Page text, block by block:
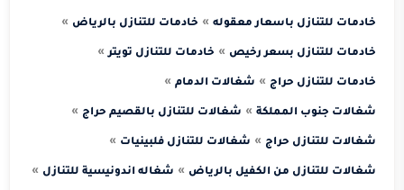
خادمات للتنازل باسعار معقوله خادمات للتنازل بالرياض
خادمات للتنازل بسعر رخيص خادمات للتنازل تويتر
خادمات للتنازل حراج شغالات الدمام
شغالات جنوب المملكة شغالات للتنازل بالقصيم حراج
شغالات للتنازل حراج شغالات للتنازل فلبينيات
شغالات للتنازل من الكفيل بالرياض شغاله اندونيسية للتنازل